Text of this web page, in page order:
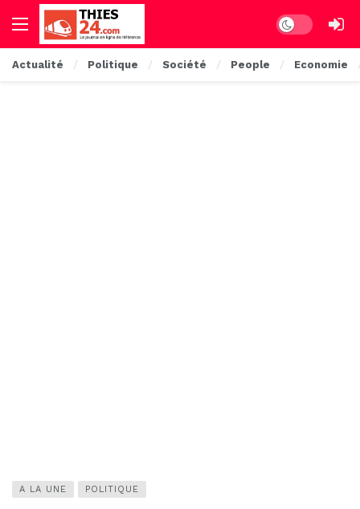
Dark mode
Actualité Politique Société People Economie
A LA UNE POLITIQUE